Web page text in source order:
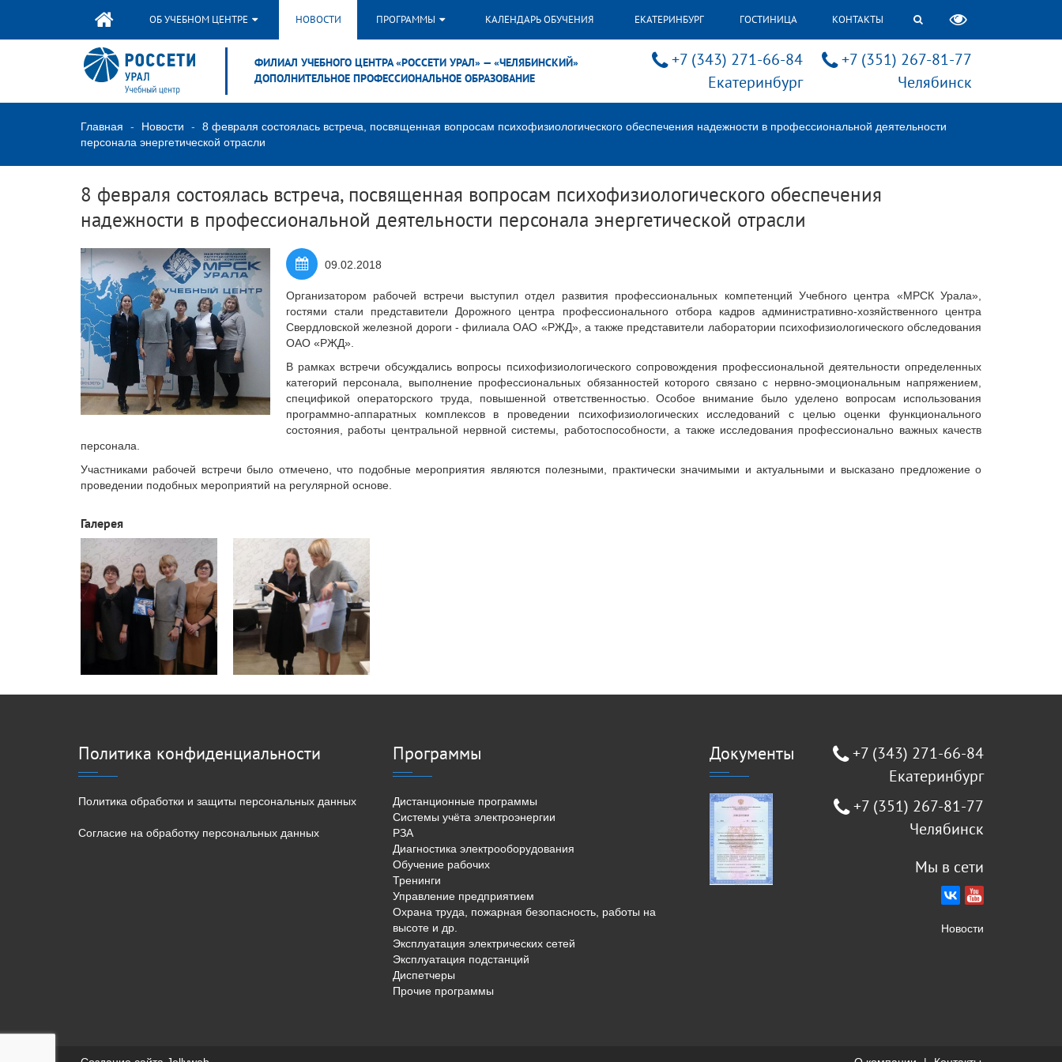
ОБ УЧЕБНОМ ЦЕНТРЕ НОВОСТИ ПРОГРАММЫ КАЛЕНДАРЬ ОБУЧЕНИЯ ЕКАТЕРИНБУРГ ГОСТИНИЦА КОНТАКТЫ
ФИЛИАЛ УЧЕБНОГО ЦЕНТРА «РОССЕТИ УРАЛ» — «ЧЕЛЯБИНСКИЙ»
ДОПОЛНИТЕЛЬНОЕ ПРОФЕССИОНАЛЬНОЕ ОБРАЗОВАНИЕ
+7 (343) 271-66-84
Екатеринбург
+7 (351) 267-81-77
Челябинск
Главная Новости
8 февраля состоялась встреча, посвященная вопросам психофизиологического обеспечения надежности в профессиональной деятельности
персонала энергетической отрасли
8 февраля состоялась встреча, посвященная вопросам психофизиологического обеспечения
надежности в профессиональной деятельности персонала энергетической отрасли
09.02.2018
Организатором рабочей встречи выступил отдел развития профессиональных компетенций Учебного центра «МРСК Урала»,
гостями стали представители Дорожного центра профессионального отбора кадров административно-хозяйственного центра
Свердловской железной дороги - филиала ОАО «РЖД», а также представители лаборатории психофизиологического обследования
ОАО «РЖД».
В рамках встречи обсуждались вопросы психофизиологического сопровождения профессиональной деятельности определенных
категорий персонала, выполнение профессиональных обязанностей которого связано с нервно-эмоциональным напряжением,
спецификой операторского труда, повышенной ответственностью. Особое внимание было уделено вопросам использования
программно-аппаратных комплексов в проведении психофизиологических исследований с целью оценки функционального
состояния, работы центральной нервной системы, работоспособности, а также исследования профессионально важных качеств
персонала.
Участниками рабочей встречи было отмечено, что подобные мероприятия являются полезными, практически значимыми и актуальными и высказано предложение о
проведении подобных мероприятий на регулярной основе.
Галерея
Политика конфиденциальности
Политика обработки и защиты персональных данных
Согласие на обработку персональных данных
Программы
Дистанционные программы
Системы учёта электроэнергии
РЗА
Диагностика электрооборудования
Обучение рабочих
Тренинги
Управление предприятием
Охрана труда, пожарная безопасность, работы на
высоте и др.
Эксплуатация электрических сетей
Эксплуатация подстанций
Диспетчеры
Прочие программы
Документы
+7 (343) 271-66-84
Екатеринбург
+7 (351) 267-81-77
Челябинск
Мы в сети
Новости